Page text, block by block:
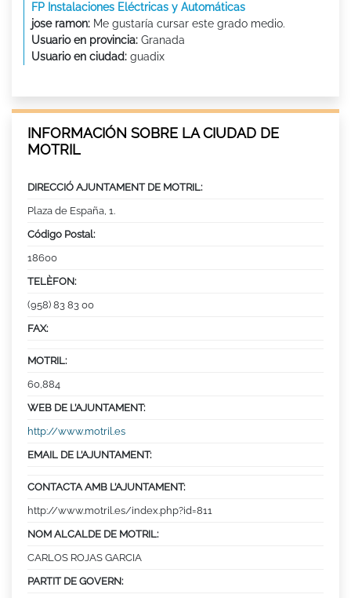
FP Instalaciones Eléctricas y Automáticas
jose ramon: Me gustaría cursar este grado medio.
Usuario en provincia: Granada
Usuario en ciudad: guadix
INFORMACIÓN SOBRE LA CIUDAD DE
MOTRIL
DIRECCIÓ AJUNTAMENT DE MOTRIL:
Plaza de España, 1.
Código Postal:
18600
TELÈFON:
(958) 83 83 00
FAX:
MOTRIL:
60,884
WEB DE L’AJUNTAMENT:
http://www.motril.es
EMAIL DE L’AJUNTAMENT:
CONTACTA AMB L’AJUNTAMENT:
http://www.motril.es/index.php?id=811
NOM ALCALDE DE MOTRIL:
CARLOS ROJAS GARCIA
PARTIT DE GOVERN: